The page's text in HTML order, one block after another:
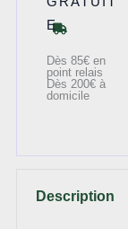
E
Dès 85€ en
point relais
Dès 200€ à
domicile
Description